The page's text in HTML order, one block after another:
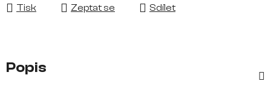
Tisk Zeptat se Sdílet
Popis